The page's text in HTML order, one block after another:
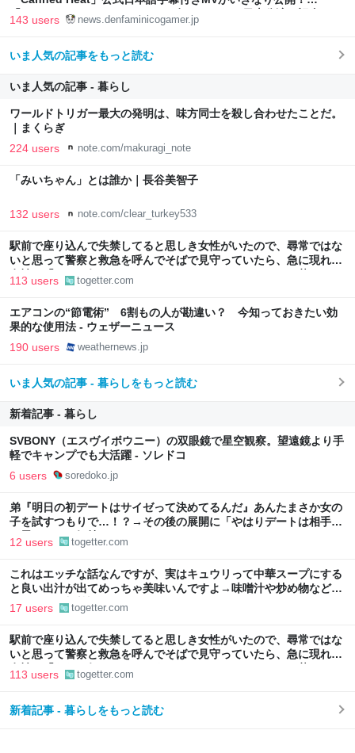
「SUMMER SONIC 2026」での9年ぶりとなる日本公演を記念して
143 users news.denfaminicogamer.jp
いま人気の記事をもっと読む
いま人気の記事 - 暮らし
ワールドトリガー最大の発明は、味方同士を殺し合わせたことだ。
｜まくらぎ
224 users note.com/makuragi_note
「みいちゃん」とは誰か｜長谷美智子
132 users note.com/clear_turkey533
駅前で座り込んで失禁してると思しき女性がいたので、尋常ではな
いと思って警察と救急を呼んでそばで見守っていたら、急に現れた
女性に「あなた何してるんですか！？」とスマホをはたき落とされ
113 users togetter.com
エアコンの“節電術” 6割もの人が勘違い？ 今知っておきたい効
果的な使用法 - ウェザーニュース
190 users weathernews.jp
いま人気の記事 - 暮らしをもっと読む
新着記事 - 暮らし
SVBONY（エスヴイボウニー）の双眼鏡で星空観察。望遠鏡より手
軽でキャンプでも大活躍 - ソレドコ
6 users soredoko.jp
弟『明日の初デートはサイゼって決めてるんだ』あんたまさか女の
子を試すつもりで…！？→その後の展開に「やはりデートは相手へ
の思いやりの気持ち」
12 users togetter.com
これはエッチな話なんですが、実はキュウリって中華スープにする
と良い出汁が出てめっちゃ美味いんですよ→味噌汁や炒め物など、
キュウリの加熱調理はいろいろある
17 users togetter.com
駅前で座り込んで失禁してると思しき女性がいたので、尋常ではな
いと思って警察と救急を呼んでそばで見守っていたら、急に現れた
女性に「あなた何してるんですか！？」とスマホをはたき落とされ
113 users togetter.com
新着記事 - 暮らしをもっと読む